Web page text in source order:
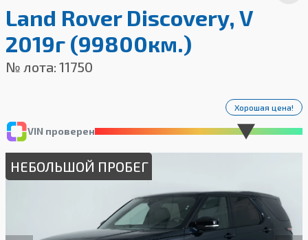
Land Rover Discovery, V
2019г (99800км.)
№ лота: 11750
VIN проверен
Хорошая цена!
НЕБОЛЬШОЙ ПРОБЕГ